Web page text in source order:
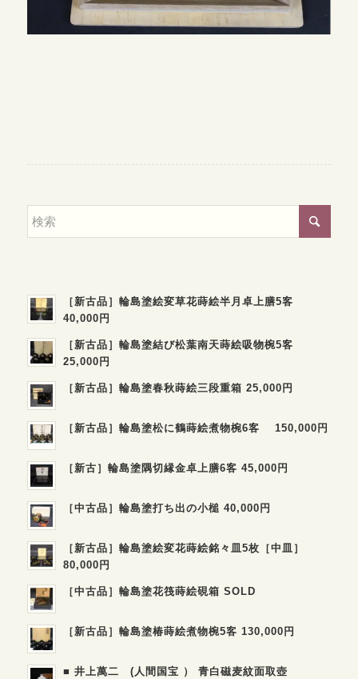
［新古品］輪島塗絵変草花蒔絵半月卓上膳5客
40,000円
［新古品］輪島塗結び松葉南天蒔絵吸物椀5客
25,000円
［新古品］輪島塗春秋蒔絵三段重箱 25,000円
［新古品］輪島塗松に鶴蒔絵煮物椀6客 150,000円
［新古］輪島塗隅切縁金卓上膳6客 45,000円
［中古品］輪島塗打ち出の小槌 40,000円
［新古品］輪島塗絵変花蒔絵銘々皿5枚［中皿］
80,000円
［中古品］輪島塗花筏蒔絵硯箱 SOLD
［新古品］輪島塗椿蒔絵煮物椀5客 130,000円
■ 井上萬二 (人間国宝 ） 青白磁麦紋面取壺